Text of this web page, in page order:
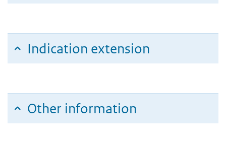
Indication extension
Other information